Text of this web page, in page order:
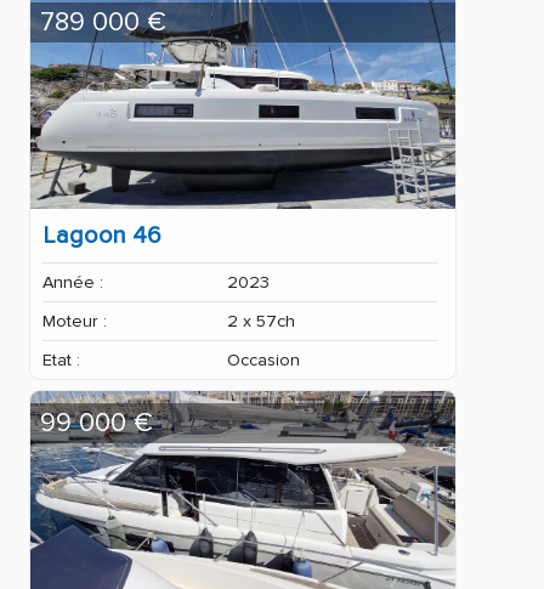
Lagoon 46
Année :
2023
Moteur :
2 x 57ch
Etat :
Occasion
789 000 €
99 000 €